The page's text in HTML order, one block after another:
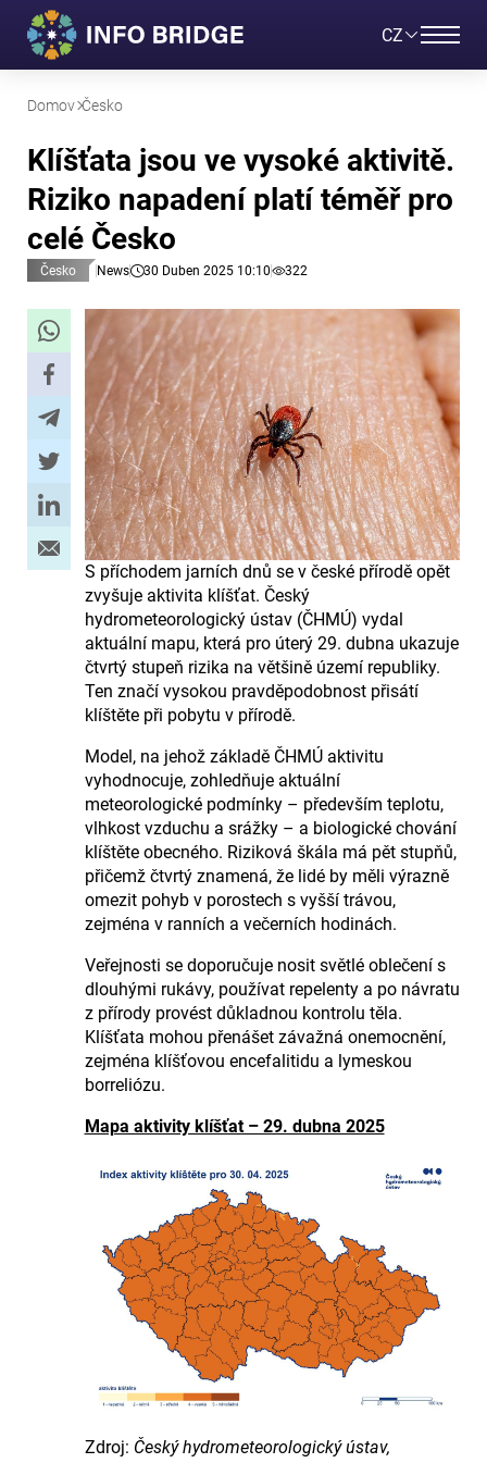
CZ
Domov Česko
Klíšťata jsou ve vysoké aktivitě.
Riziko napadení platí téměř pro
celé Česko
Česko News 30 Duben 2025 10:10 322
S příchodem jarních dnů se v české přírodě opět
zvyšuje aktivita klíšťat. Český
hydrometeorologický ústav (ČHMÚ) vydal
aktuální mapu, která pro úterý 29. dubna ukazuje
čtvrtý stupeň rizika na většině území republiky.
Ten značí vysokou pravděpodobnost přisátí
klíštěte při pobytu v přírodě.
Model, na jehož základě ČHMÚ aktivitu
vyhodnocuje, zohledňuje aktuální
meteorologické podmínky – především teplotu,
vlhkost vzduchu a srážky – a biologické chování
klíštěte obecného. Riziková škála má pět stupňů,
přičemž čtvrtý znamená, že lidé by měli výrazně
omezit pohyb v porostech s vyšší trávou,
zejména v ranních a večerních hodinách.
Veřejnosti se doporučuje nosit světlé oblečení s
dlouhými rukávy, používat repelenty a po návratu
z přírody provést důkladnou kontrolu těla.
Klíšťata mohou přenášet závažná onemocnění,
zejména klíšťovou encefalitidu a lymeskou
borreliózu.
Mapa aktivity klíšťat – 29. dubna 2025
Zdroj: Český hydrometeorologický ústav,